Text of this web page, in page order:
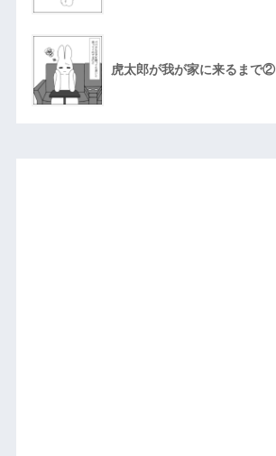
虎太郎が我が家に来るまで②